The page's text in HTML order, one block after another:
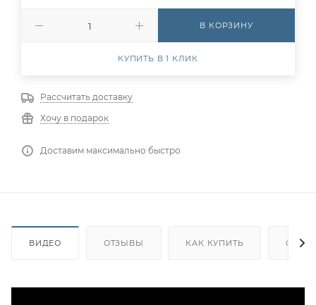
В КОРЗИНУ
КУПИТЬ В 1 КЛИК
Рассчитать доставку
Хочу в подарок
Доставим максимально быстро
ВИДЕО ОТЗЫВЫ КАК КУПИТЬ